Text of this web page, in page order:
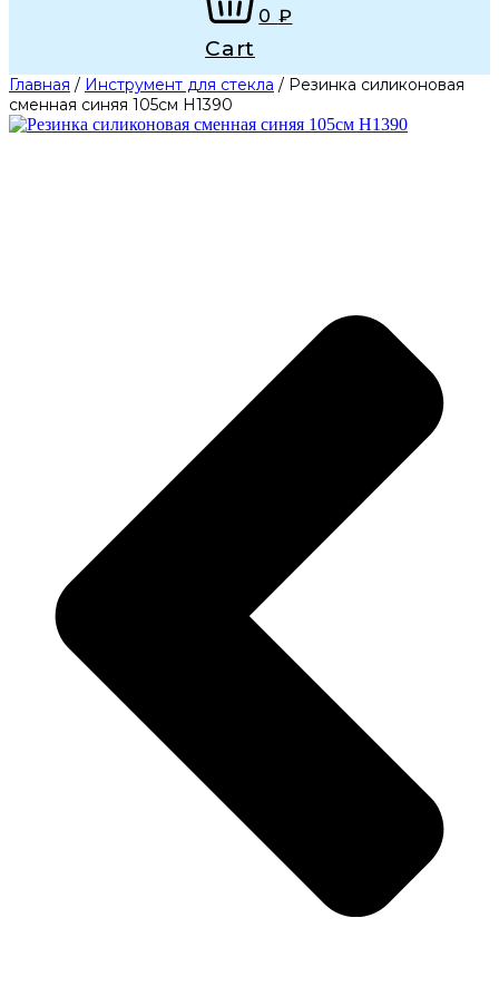
0 ₽
Cart
Главная / Инструмент для стекла / Резинка силиконовая
сменная синяя 105см H1390